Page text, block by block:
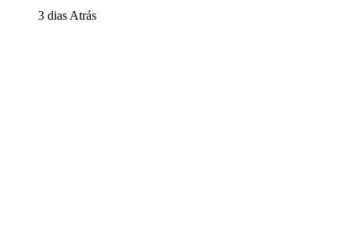
3 dias Atrás